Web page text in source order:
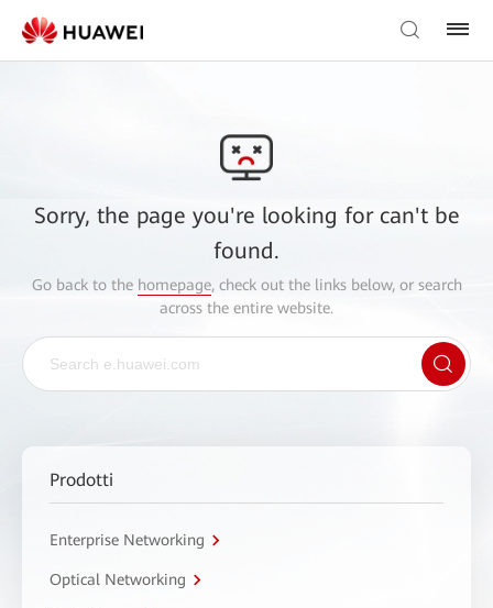
Sorry, the page you're looking for can't be
found.
Go back to the homepage, check out the links below, or search
across the entire website.
Prodotti
Enterprise Networking
Optical Networking